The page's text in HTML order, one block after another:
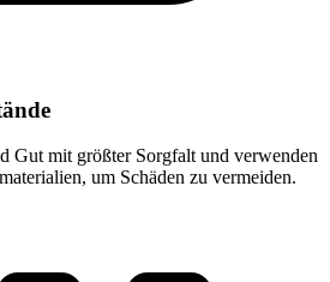
Gut mit größter Sorgfalt und verwenden
um Schäden zu vermeiden.